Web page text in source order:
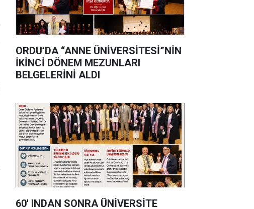
ORDU’DA “ANNE ÜNİVERSİTESİ”NİN
İKİNCİ DÖNEM MEZUNLARI
BELGELERİNİ ALDI
60' INDAN SONRA ÜNİVERSİTE